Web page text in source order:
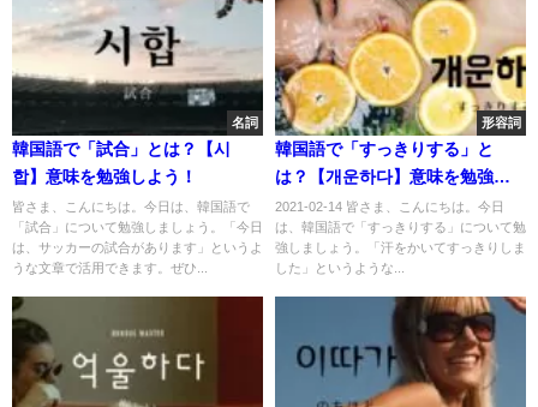
名詞
韓国語で「試合」とは？【시
합】意味を勉強しよう！
皆さま、こんにちは。今日は、韓国語で
「試合」について勉強しましょう。「今日
は、サッカーの試合があります」というよ
うな文章で活用できます。ぜひ...
形容詞
韓国語で「すっきりする」と
は？【개운하다】意味を勉強し
よう！
2021-02-14 皆さま、こんにちは。今日
は、韓国語で「すっきりする」について勉
強しましょう。「汗をかいてすっきりしま
した」というような...